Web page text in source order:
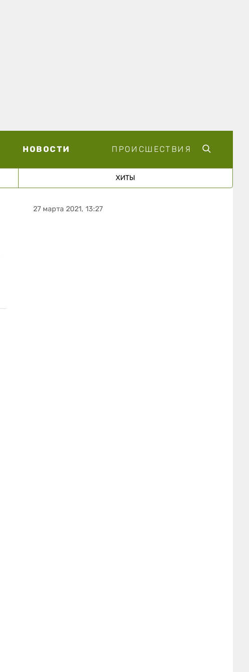
НОВОСТИ ПРОИСШЕСТВИЯ
ХИТЫ
27 марта 2021, 13:27